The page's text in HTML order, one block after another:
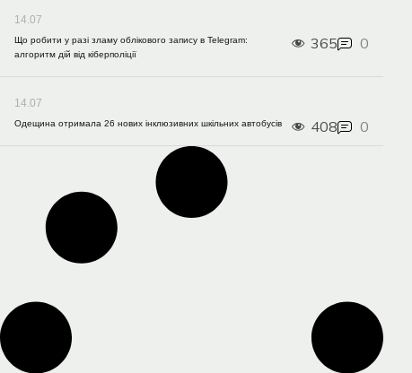
Що робити у разі зламу облікового запису в Telegram:
алгоритм дій від кіберполіції
14.07
365 0
Одещина отримала 26 нових інклюзивних шкільних автобусів
14.07
408 0